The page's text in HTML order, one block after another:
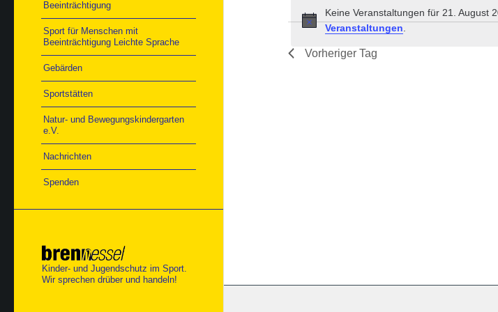
Beeinträchtigung
Sport für Menschen mit
Beeinträchtigung Leichte Sprache
Gebärden
Sportstätten
Natur- und Bewegungskindergarten
e.V.
Nachrichten
Spenden
Kinder- und Jugendschutz im Sport.
Wir sprechen drüber und handeln!
Keine Veranstaltungen für 21. August
Veranstaltungen
Vorheriger Tag